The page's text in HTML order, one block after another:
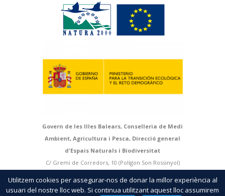
Govern de les Illes Balears, Conselleria de Medi
Ambient, Agricultura i Pesca, Direcció general
d'Espais Naturals i Biodiversitat
C/ Gremi de Corredors, 10 (Polígon Son Rossinyol)
66 79 |http://natura.caib.es
Utilitzem cookies per assegurar-nos de donar la millor experiència al
usuari del nostre lloc web. Si continua utilitzant aquest lloc assumirem